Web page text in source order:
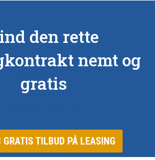
den rette
nemt og
gratis
GRATIS TILBUD PÅ LEASING